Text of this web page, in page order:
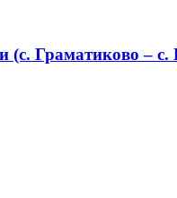
Граматиково – с.